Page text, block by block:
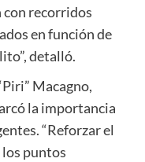
con recorridos
en función de
detalló.
Macagno,
la importancia
“Reforzar el
puntos